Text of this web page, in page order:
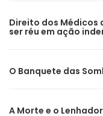
Direito dos Médicos
ser réu em ação
O Banquete das
A Morte e o